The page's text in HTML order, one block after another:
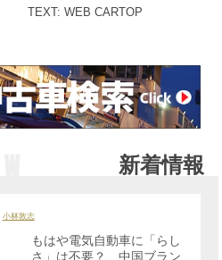
TEXT: WEB CARTOP
新着情報
小林敦志
もはや電気自動車に「らし
さ」は不要？ 中国ブラン